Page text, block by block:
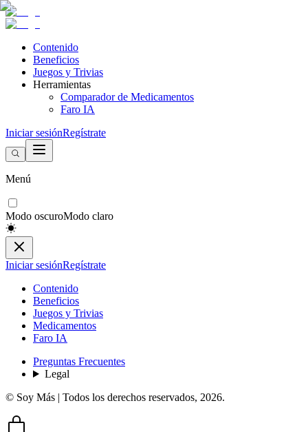
Contenido
Beneficios
Juegos y Trivias
Herramientas
Comparador de Medicamentos
Faro IA
Iniciar sesiónRegístrate
Menú
Modo oscuroModo claro
Iniciar sesiónRegístrate
Contenido
Beneficios
Juegos y Trivias
Medicamentos
Faro IA
Preguntas Frecuentes
Legal
© Soy Más | Todos los derechos reservados, 2026.